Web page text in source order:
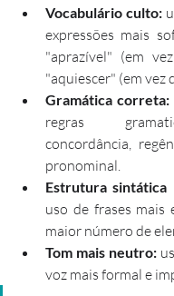
Vocabulário culto:
expressões mais
"aprazível" (em
"aquiescer" (em vez
Gramática correta:
regras
concordância,
pronominal.
Estrutura sintática
uso de frases mais
maior número de
Tom mais neutro:
voz mais formal e